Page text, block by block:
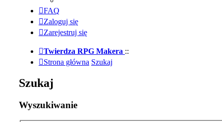
FAQ
Zaloguj się
Zarejestruj się
Twierdza RPG Makera ::
Strona główna Szukaj
Szukaj
Wyszukiwanie